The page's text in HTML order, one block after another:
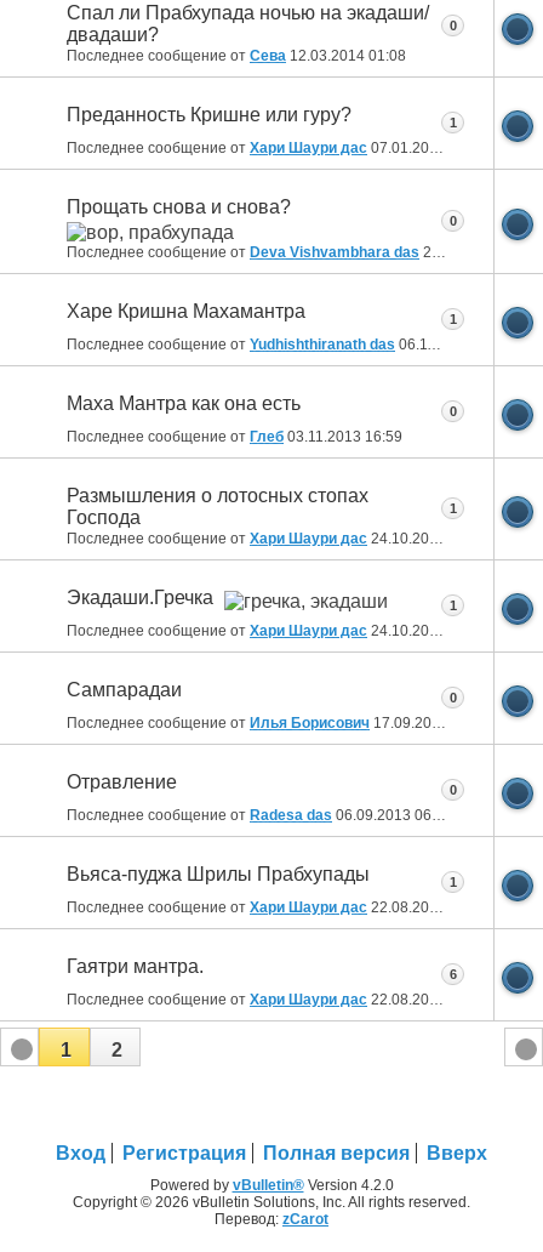
Спал ли Прабхупада ночью на экадаши/
двадаши?
Последнее сообщение от Сева 12.03.2014 01:08
0
Преданность Кришне или гуру?
Последнее сообщение от Хари Шаури дас 07.01.2014
1
Прощать снова и снова?
Последнее сообщение от Deva Vishvambhara das 23.11.2013
0
Харе Кришна Махамантра
Последнее сообщение от Yudhishthiranath das 06.11.2013 23:52
1
Маха Мантра как она есть
Последнее сообщение от Глеб 03.11.2013 16:59
0
Размышления о лотосных стопах
Господа
Последнее сообщение от Хари Шаури дас 24.10.2013
1
Экадаши.Гречка
Последнее сообщение от Хари Шаури дас 24.10.2013
1
Сампарадаи
Последнее сообщение от Илья Борисович 17.09.2013
0
Отравление
Последнее сообщение от Radesa das 06.09.2013 06:04
0
Вьяса-пуджа Шрилы Прабхупады
Последнее сообщение от Хари Шаури дас 22.08.2013
1
Гаятри мантра.
Последнее сообщение от Хари Шаури дас 22.08.2013
6
1 2
Вход Регистрация Полная версия Вверх
Powered by vBulletin®Version 4.2.0
Copyright © 2026 vBulletin Solutions, Inc. All rights reserved.
Перевод: zCarot